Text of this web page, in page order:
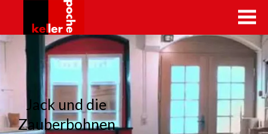
kellerpoche.ch
Jack und die
Zauberbohnen